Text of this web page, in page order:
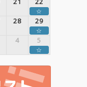
☆
28 29
☆
4 5
☆